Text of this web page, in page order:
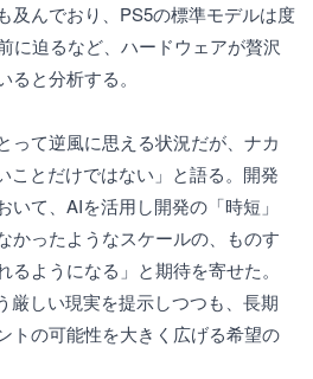
及んでおり、PS5の標準モデルは度
に迫るなど、ハードウェアが贅沢
と分析する。
って逆風に思える状況だが、ナカ
ことだけではない」と語る。開発
て、AIを活用し開発の「時短」
かったようなスケールの、ものす
ようになる」と期待を寄せた。
厳しい現実を提示しつつも、長期
トの可能性を大きく広げる希望の